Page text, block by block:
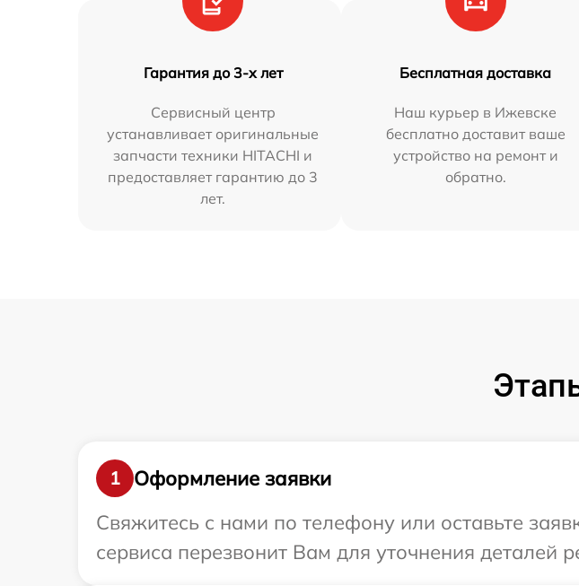
Гарантия до 3-х лет
Сервисный центр
устанавливает оригинальные
запчасти техники HITACHI и
предоставляет гарантию до 3
лет.
Бесплатная доставка
Наш курьер в Ижевске
бесплатно доставит ваше
устройство на ремонт и
обратно.
1
Оформление заявки
Свяжитесь с нами по телефону или оставьте
сервиса перезвонит Вам для уточнения деталей